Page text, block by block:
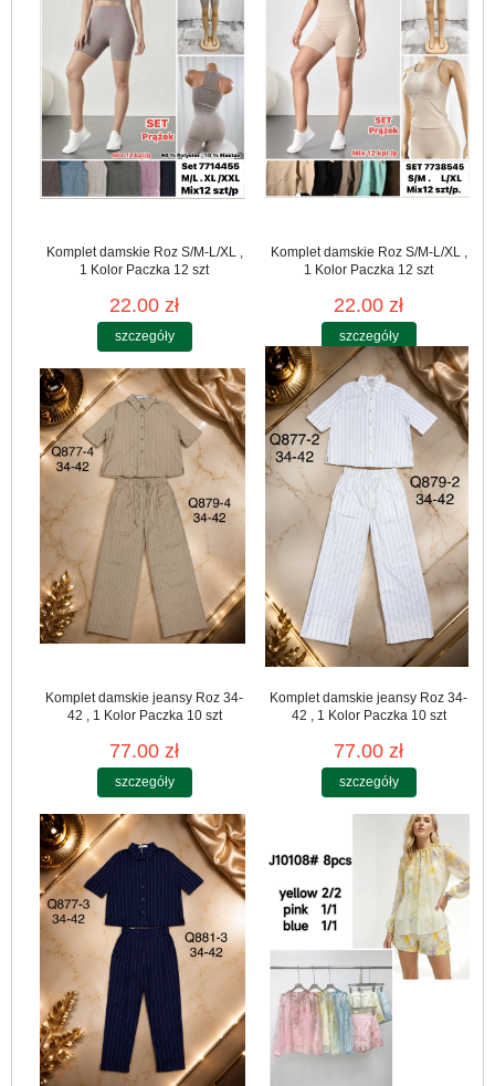
Komplet damskie Roz S/M-L/XL ,
1 Kolor Paczka 12 szt
22.00 zł
szczegóły
Komplet damskie Roz S/M-L/XL ,
1 Kolor Paczka 12 szt
22.00 zł
szczegóły
Komplet damskie jeansy Roz 34-
42 , 1 Kolor Paczka 10 szt
77.00 zł
szczegóły
Komplet damskie jeansy Roz 34-
42 , 1 Kolor Paczka 10 szt
77.00 zł
szczegóły